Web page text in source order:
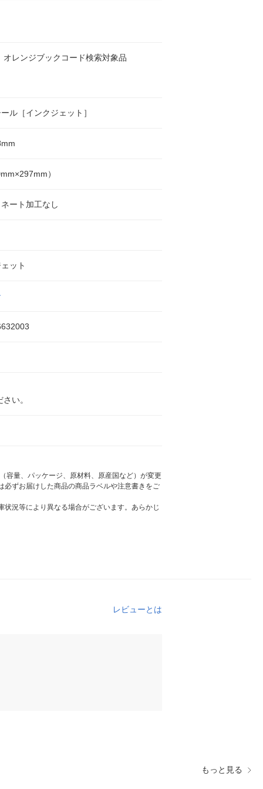
オレンジブックコード検索対象品
ル［インクジェット］
）
ート加工なし
ット
い。
容量、パッケージ、原材料、原産国など）が変更
ずお届けした商品の商品ラベルや注意書きをご
況等により異なる場合がございます。あらかじ
レビューとは
もっと見る